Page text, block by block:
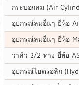
กระบอกลม (Air
อุปกรณ์ลมอื่นๆ ยี่ห้อ
อุปกรณ์ลมอื่นๆ ยี่ห้อ
วาล์ว 2/2 ทาง ยี่ห้อ
อุปกรณ์ไฮดรอลิก